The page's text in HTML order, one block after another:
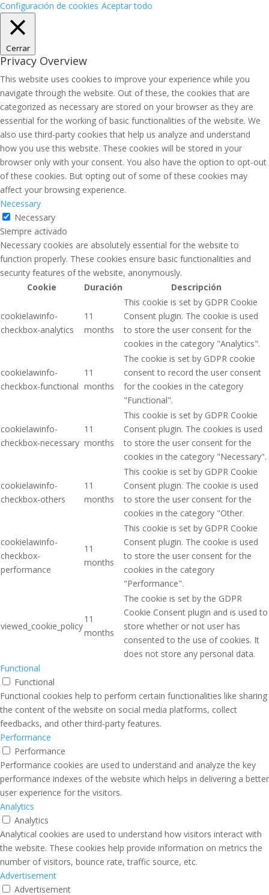
Configuración de cookies Aceptar todo
Cerrar
Privacy Overview
This website uses cookies to improve your experience while you
navigate through the website. Out of these, the cookies that are
categorized as necessary are stored on your browser as they are
essential for the working of basic functionalities of the website. We
also use third-party cookies that help us analyze and understand
how you use this website. These cookies will be stored in your
browser only with your consent. You also have the option to opt-out
of these cookies. But opting out of some of these cookies may
affect your browsing experience.
Necessary
Necessary
Siempre activado
Necessary cookies are absolutely essential for the website to
function properly. These cookies ensure basic functionalities and
security features of the website, anonymously.
Cookie
Duración Descripción
cookielawinfo-
checkbox-analytics
11
months
This cookie is set by GDPR Cookie
Consent plugin. The cookie is used
to store the user consent for the
cookies in the category "Analytics".
cookielawinfo-
checkbox-functional
11
months
The cookie is set by GDPR cookie
consent to record the user consent
for the cookies in the category
"Functional".
cookielawinfo-
checkbox-necessary
11
months
This cookie is set by GDPR Cookie
Consent plugin. The cookies is used
to store the user consent for the
cookies in the category "Necessary".
cookielawinfo-
checkbox-others
11
months
This cookie is set by GDPR Cookie
Consent plugin. The cookie is used
to store the user consent for the
cookies in the category "Other.
cookielawinfo-
checkbox-
performance
11
months
This cookie is set by GDPR Cookie
Consent plugin. The cookie is used
to store the user consent for the
cookies in the category
"Performance".
viewed_cookie_policy
11
months
The cookie is set by the GDPR
Cookie Consent plugin and is used to
store whether or not user has
consented to the use of cookies. It
does not store any personal data.
Functional
Functional
Functional cookies help to perform certain functionalities like sharing
the content of the website on social media platforms, collect
feedbacks, and other third-party features.
Performance
Performance
Performance cookies are used to understand and analyze the key
performance indexes of the website which helps in delivering a better
user experience for the visitors.
Analytics
Analytics
Analytical cookies are used to understand how visitors interact with
the website. These cookies help provide information on metrics the
number of visitors, bounce rate, traffic source, etc.
Advertisement
Advertisement